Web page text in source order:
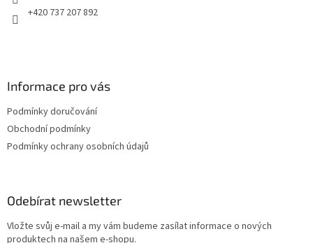
+420 737 207 892
Informace pro vás
Podmínky doručování
Obchodní podmínky
Podmínky ochrany osobních údajů
Odebírat newsletter
Vložte svůj e-mail a my vám budeme zasílat informace o nových
produktech na našem e-shopu.